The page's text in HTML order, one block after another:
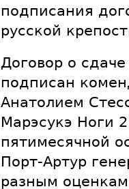
подписания
русской
Договор о
подписан
Анатолием
Марэсукэ Ноги
пятимесячной
Порт-Артур
разным